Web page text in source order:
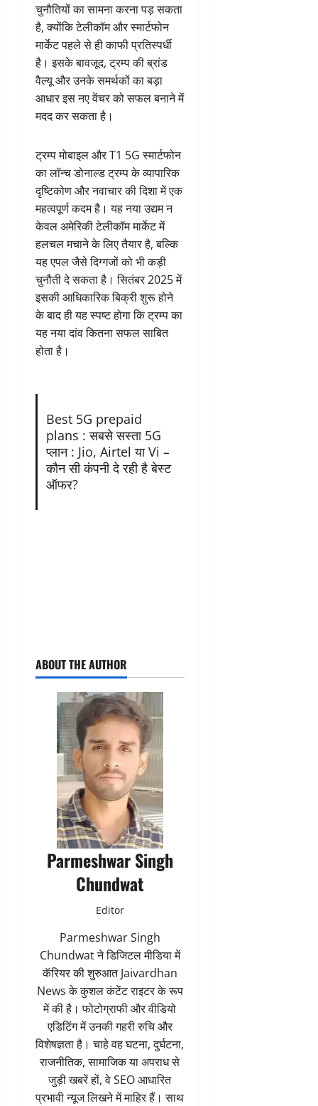
चुनौतियों का सामना करना पड़ सकता
है, क्योंकि टेलीकॉम और स्मार्टफोन
मार्केट पहले से ही काफी प्रतिस्पर्धी
है। इसके बावजूद, ट्रम्प की ब्रांड
वैल्यू और उनके समर्थकों का बड़ा
आधार इस नए वेंचर को सफल बनाने में
मदद कर सकता है।
ट्रम्प मोबाइल और T1 5G स्मार्टफोन
का लॉन्च डोनाल्ड ट्रम्प के व्यापारिक
दृष्टिकोण और नवाचार की दिशा में एक
महत्वपूर्ण कदम है। यह नया उद्यम न
केवल अमेरिकी टेलीकॉम मार्केट में
हलचल मचाने के लिए तैयार है, बल्कि
यह एपल जैसे दिग्गजों को भी कड़ी
चुनौती दे सकता है। सितंबर 2025 में
इसकी आधिकारिक बिक्री शुरू होने
के बाद ही यह स्पष्ट होगा कि ट्रम्प का
यह नया दांव कितना सफल साबित
होता है।
Best 5G prepaid
plans : सबसे सस्ता 5G
प्लान : Jio, Airtel या Vi –
कौन सी कंपनी दे रही है बेस्ट
ऑफर?
ABOUT THE AUTHOR
Parmeshwar Singh
Chundwat
Editor
Parmeshwar Singh
Chundwat ने डिजिटल मीडिया में
कॅरियर की शुरुआत Jaivardhan
News के कुशल कंटेंट राइटर के रूप
में की है। फोटोग्राफी और वीडियो
एडिटिंग में उनकी गहरी रुचि और
विशेषज्ञता है। चाहे वह घटना, दुर्घटना,
राजनीतिक, सामाजिक या अपराध से
जुड़ी खबरें हों, वे SEO आधारित
प्रभावी न्यूज लिखने में माहिर हैं। साथ